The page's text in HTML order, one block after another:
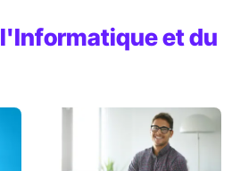
l'Informatique et du